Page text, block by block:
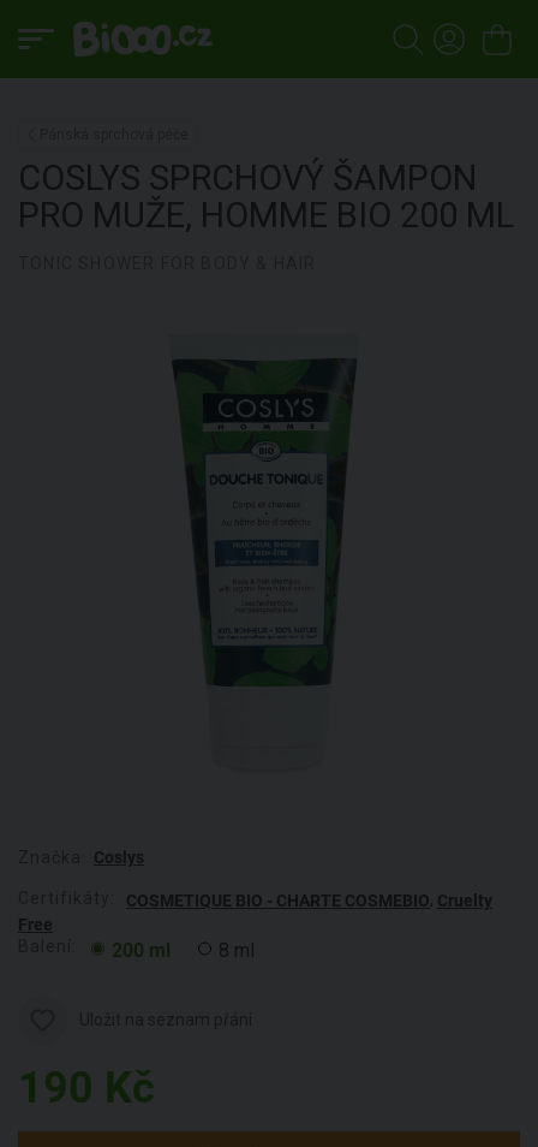
COSLYS SPRCHOVÝ ŠAMPON
PRO MUŽE, HOMME BIO 200 ML
Coslys
COSMETIQUE BIO - CHARTE COSMEBIO, Cruelty
Free
200 ml 8 ml
190 Kč